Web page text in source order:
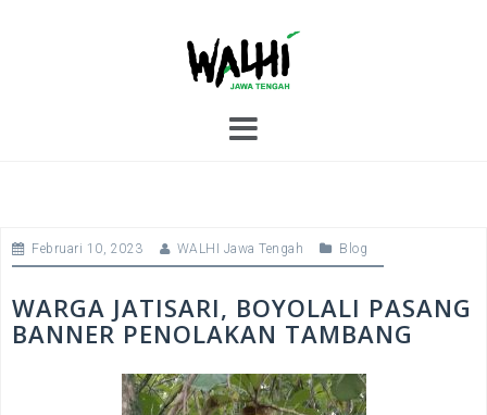
Februari 10, 2023 WALHI Jawa Tengah Blog
WARGA JATISARI, BOYOLALI PASANG
BANNER PENOLAKAN TAMBANG